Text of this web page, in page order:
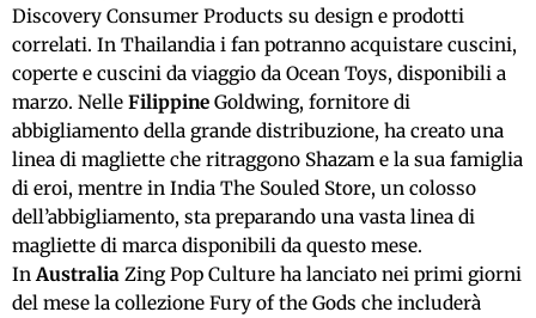
Discovery Consumer Products su design e prodotti
correlati. In Thailandia i fan potranno acquistare cuscini,
coperte e cuscini da viaggio da Ocean Toys, disponibili a
marzo. Nelle Filippine Goldwing, fornitore di
abbigliamento della grande distribuzione, ha creato una
linea di magliette che ritraggono Shazam e la sua famiglia
di eroi, mentre in India The Souled Store, un colosso
dell’abbigliamento, sta preparando una vasta linea di
magliette di marca disponibili da questo mese.
InAustralia Zing Pop Culture ha lanciato nei primi giorni
del mese la collezione Fury of the Gods che includerà